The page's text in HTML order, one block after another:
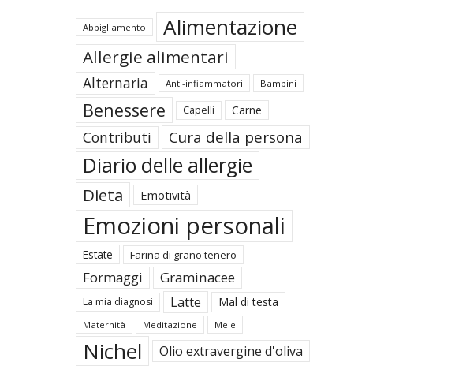
Abbigliamento Alimentazione
Allergie alimentari
Alternaria Anti-infiammatori Bambini
Benessere Capelli Carne
Contributi Cura della persona
Diario delle allergie
Dieta Emotività
Emozioni personali
Estate Farina di grano tenero
Formaggi Graminacee
La mia diagnosi Latte Mal di testa
Maternità Meditazione Mele
Nichel Olio extravergine d'oliva